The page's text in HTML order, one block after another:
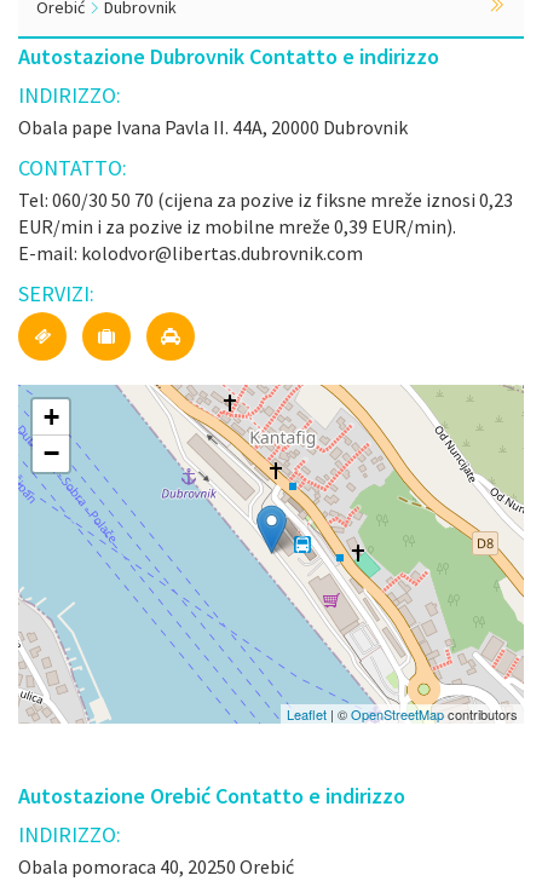
Orebić Dubrovnik
Autostazione Dubrovnik Contatto e indirizzo
INDIRIZZO:
Obala pape Ivana Pavla II. 44A, 20000 Dubrovnik
CONTATTO:
Tel: 060/30 50 70 (cijena za pozive iz fiksne mreže iznosi 0,23
EUR/min i za pozive iz mobilne mreže 0,39 EUR/min).
E-mail: kolodvor@libertas.dubrovnik.com
SERVIZI:
+
−
Leaflet | ©OpenStreetMapcontributors
Autostazione Orebić Contatto e indirizzo
INDIRIZZO:
Obala pomoraca 40, 20250 Orebić